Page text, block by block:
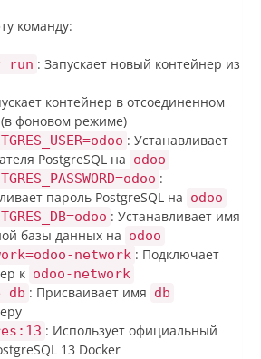
команду:
run : Запускает новый контейнер из
контейнер в отсоединенном
фоновом режиме)
: Устанавливает
PostgreSQL на odoo
:
пароль PostgreSQL на odoo
: Устанавливает имя
базы данных на odoo
network : Подключает
к odoo-network
db : Присваивает имя db
: Использует официальный
13 Docker